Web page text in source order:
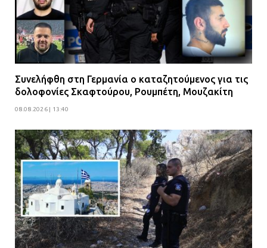
Συνελήφθη στη Γερμανία ο καταζητούμενος για τις
δολοφονίες Σκαφτούρου, Ρουμπέτη, Μουζακίτη
08.08.2026 | 13:40